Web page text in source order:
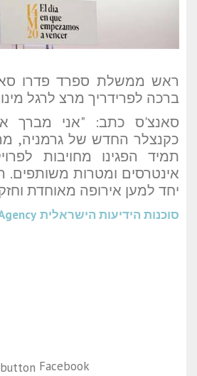
ראש ממשלת ספרד פדרו
ברכה לפרידריך מרצ לרגל
סאנצ'ס כתב: "אני מברך
כקנצלר החדש של גרמניה,
תמיד הפגינו מחויבות
אינטרסים ומטרות משותפים.
יחד למען אירופה מאוחדת
סוכנות הידיעות הישראלית
Facebook